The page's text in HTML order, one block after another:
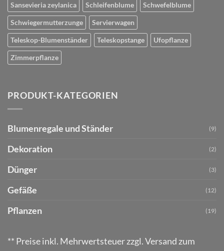
Sansevieria zeylanica Schleifenblume Schwefelblume
Schwiegermutterzunge Servierwagen
Teleskop-Blumenständer Teleskopstange Ufopflanze
Zimmerpflanze
PRODUKT-KATEGORIEN
Blumenregale und Ständer (9)
Dekoration (2)
Dünger (3)
Gefäße (12)
Pflanzen (19)
** Preise inkl. Mehrwertsteuer zzgl. Versand zum